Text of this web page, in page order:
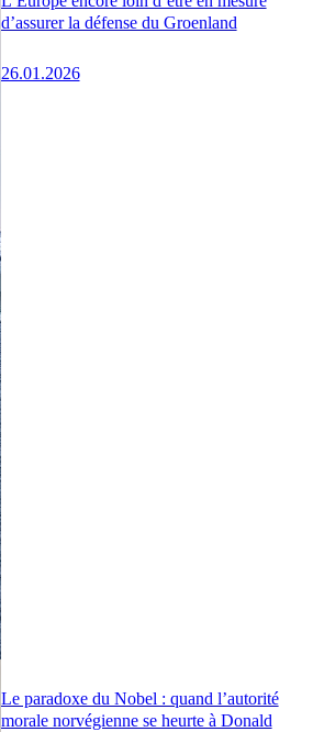
d’assurer la défense du Groenland
26.01.2026
Le paradoxe du Nobel : quand l’autorité
morale norvégienne se heurte à Donald